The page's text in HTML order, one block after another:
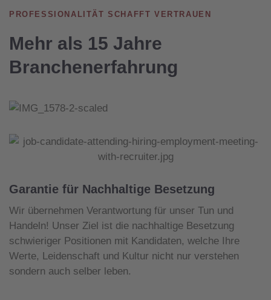
PROFESSIONALITÄT SCHAFFT VERTRAUEN
Mehr als 15 Jahre
Branchenerfahrung
Garantie für Nachhaltige Besetzung
Wir übernehmen Verantwortung für unser Tun und
Handeln! Unser Ziel ist die nachhaltige Besetzung
schwieriger Positionen mit Kandidaten, welche Ihre
Werte, Leidenschaft und Kultur nicht nur verstehen
sondern auch selber leben.